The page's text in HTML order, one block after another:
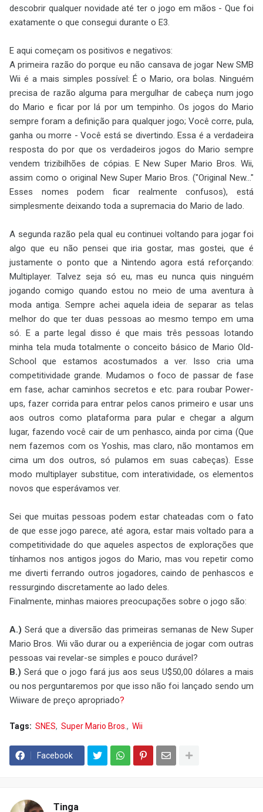
descobrir qualquer novidade até ter o jogo em mãos - Que foi
exatamente o que consegui durante o E3.
E aqui começam os positivos e negativos:
A primeira razão do porque eu não cansava de jogar New SMB
Wii é a mais simples possível: É o Mario, ora bolas. Ninguém
precisa de razão alguma para mergulhar de cabeça num jogo
do Mario e ficar por lá por um tempinho. Os jogos do Mario
sempre foram a definição para qualquer jogo; Você corre, pula,
ganha ou morre - Você está se divertindo. Essa é a verdadeira
resposta do por que os verdadeiros jogos do Mario sempre
vendem trizibilhões de cópias. E New Super Mario Bros. Wii,
assim como o original New Super Mario Bros. ("Original New..."
Esses nomes podem ficar realmente confusos), está
simplesmente deixando toda a supremacia do Mario de lado.
A segunda razão pela qual eu continuei voltando para jogar foi
algo que eu não pensei que iria gostar, mas gostei, que é
justamente o ponto que a Nintendo agora está reforçando:
Multiplayer. Talvez seja só eu, mas eu nunca quis ninguém
jogando comigo quando estou no meio de uma aventura à
moda antiga. Sempre achei aquela ideia de separar as telas
melhor do que ter duas pessoas ao mesmo tempo em uma
só. E a parte legal disso é que mais três pessoas lotando
minha tela muda totalmente o conceito básico de Mario Old-
School que estamos acostumados a ver. Isso cria uma
competitividade grande. Mudamos o foco de passar de fase
em fase, achar caminhos secretos e etc. para roubar Power-
ups, fazer corrida para entrar pelos canos primeiro e usar uns
aos outros como plataforma para pular e chegar a algum
lugar, fazendo você cair de um penhasco, ainda por cima (Que
nem fazemos com os Yoshis, mas claro, não montamos em
cima um dos outros, só pulamos em suas cabeças). Esse
modo multiplayer substitue, com interatividade, os elementos
novos que esperávamos ver.
Sei que muitas pessoas podem estar chateadas com o fato
de que esse jogo parece, até agora, estar mais voltado para a
competitividade do que aqueles aspectos de explorações que
tínhamos nos antigos jogos do Mario, mas vou repetir como
me diverti ferrando outros jogadores, caindo de penhascos e
ressurgindo discretamente ao lado deles.
Finalmente, minhas maiores preocupações sobre o jogo são:
A.) Será que a diversão das primeiras semanas de New Super
Mario Bros. Wii vão durar ou a experiência de jogar com outras
pessoas vai revelar-se simples e pouco durável?
B.) Será que o jogo fará jus aos seus U$50,00 dólares a mais
ou nos perguntaremos por que isso não foi lançado sendo um
Wiiware de preço apropriado?
Tags: SNES Super Mario Bros. Wii
Facebook
Tinga